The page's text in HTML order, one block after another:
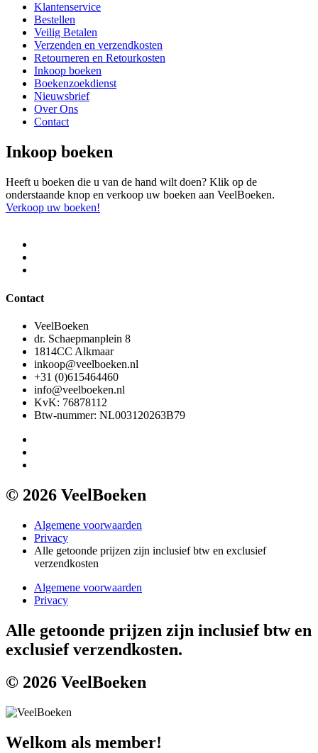
Klantenservice
Bestellen
Veilig Betalen
Verzenden en verzendkosten
Retourneren en Retourkosten
Inkoop boeken
Boekenzoekdienst
Nieuwsbrief
Over Ons
Contact
Inkoop boeken
Heeft u boeken die u van de hand wilt doen? Klik op de
onderstaande knop en verkoop uw boeken aan VeelBoeken.
Verkoop uw boeken!
Contact
VeelBoeken
dr. Schaepmanplein 8
1814CC Alkmaar
inkoop@veelboeken.nl
+31 (0)615464460
info@veelboeken.nl
KvK: 76878112
Btw-nummer: NL003120263B79
© 2026 VeelBoeken
Algemene voorwaarden
Privacy
Alle getoonde prijzen zijn inclusief btw en exclusief
verzendkosten
Algemene voorwaarden
Privacy
Alle getoonde prijzen zijn inclusief btw en
exclusief verzendkosten.
© 2026 VeelBoeken
Welkom als member!